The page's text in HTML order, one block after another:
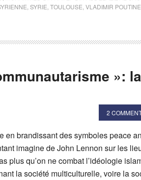
SYRIE TOULOUSE VLADIMIR POUTINE
»: la
2
en brandissant des symboles peace
imagine de John Lennon sur les
plus qu’on ne combat l’idéologie
la société multiculturelle, voire la